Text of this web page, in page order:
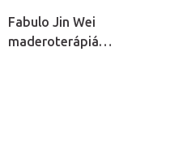
Fabulo Jin Wei
maderoterápiás